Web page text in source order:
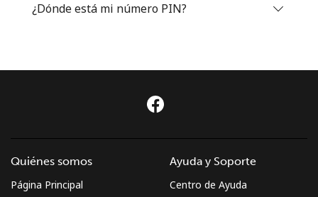
¿Dónde está mi número PIN?
Quiénes somos
Página Principal
Ayuda y Soporte
Centro de Ayuda